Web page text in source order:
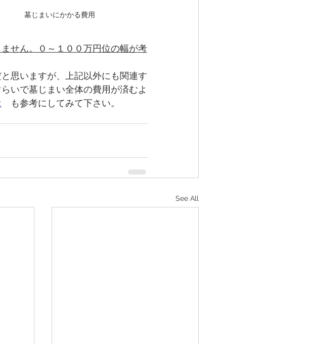
墓じまいにかかる費用
せん。０～１００万円位の幅が考
思いますが、上記以外にも関連す
いで墓じまい全体の費用が済むよ
も参考にしてみて下さい。
See All